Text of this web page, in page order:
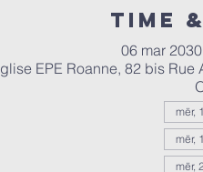
Time
06 mar
EPE Roanne, 82 bis
mër,
mër,
mër,